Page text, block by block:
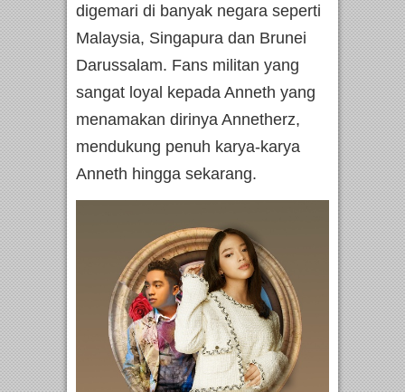
digemari di banyak negara seperti
Malaysia, Singapura dan Brunei
Darussalam. Fans militan yang
sangat loyal kepada Anneth yang
menamakan dirinya Annetherz,
mendukung penuh karya-karya
Anneth hingga sekarang.